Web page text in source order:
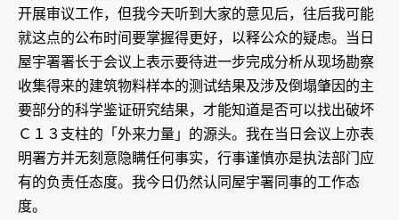
开展审议工作，但我今天听到大家的意见后，往后我可能
就这点的公布时间要掌握得更好，以释公众的疑虑。当日
屋宇署署长于会议上表示要待进一步完成分析从现场勘察
收集得来的建筑物料样本的测试结果及涉及倒塌肇因的主
要部分的科学鉴证研究结果，才能知道是否可以找出破坏
Ｃ１３支柱的「外来力量」的源头。我在当日会议上亦表
明署方并无刻意隐瞒任何事实，行事谨慎亦是执法部门应
有的负责任态度。我今日仍然认同屋宇署同事的工作态
度。